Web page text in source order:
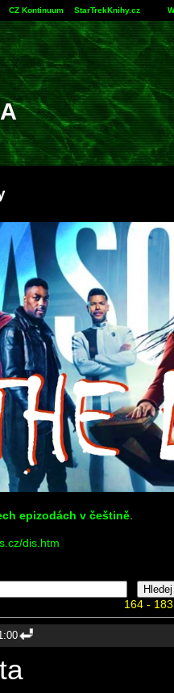
CZ Kontinuum StarTrekKnihy.cz
epizodách v češtině
dis.htm
164 -